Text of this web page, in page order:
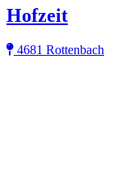
Hofzeit
4681 Rottenbach